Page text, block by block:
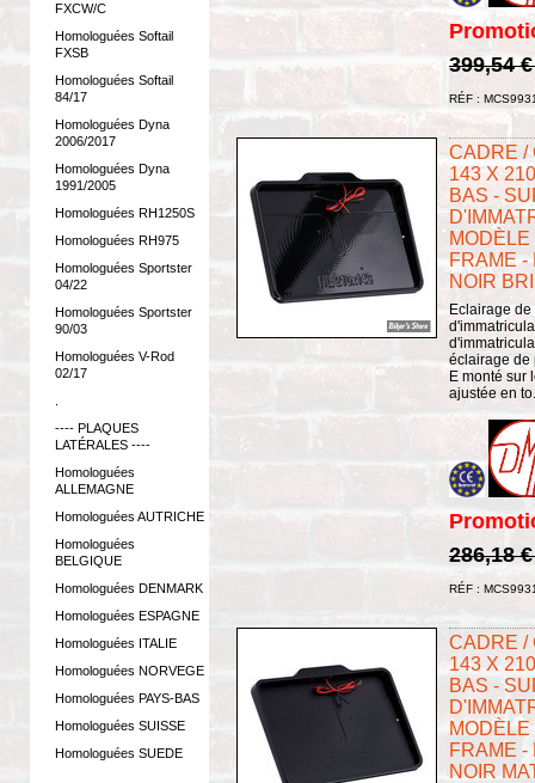
FXCW/C
Homologuées Softail
FXSB
Homologuées Softail
84/17
Homologuées Dyna
2006/2017
Homologuées Dyna
1991/2005
Homologuées RH1250S
Homologuées RH975
Homologuées Sportster
04/22
Homologuées Sportster
90/03
Homologuées V-Rod
02/17
---- PLAQUES
LATÉRALES ----
Homologuées
ALLEMAGNE
Homologuées AUTRICHE
Homologuées
BELGIQUE
Homologuées DENMARK
Homologuées ESPAGNE
Homologuées ITALIE
Homologuées NORVEGE
Homologuées PAYS-BAS
Homologuées SUISSE
Homologuées SUEDE
399,54
RÉF :
CADRE /
143 X
BAS -
FRAME -
NOIR
Eclairage
éclairage de
E monté sur
ajustée en
286,18
RÉF :
CADRE /
143 X
BAS -
FRAME -
NOIR